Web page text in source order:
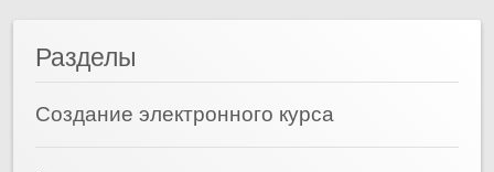
Разделы
Создание электронного курса